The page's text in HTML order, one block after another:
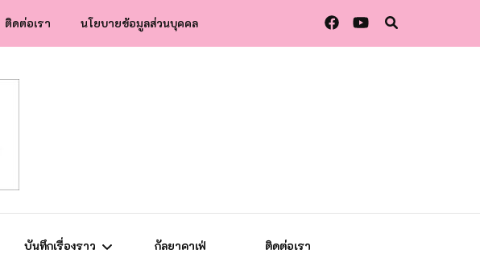
ติดต่อเรา นโยบายข้อมูลส่วนบุคคล
บันทึกเรื่องราว กัลยาคาเฟ่
ติดต่อเรา